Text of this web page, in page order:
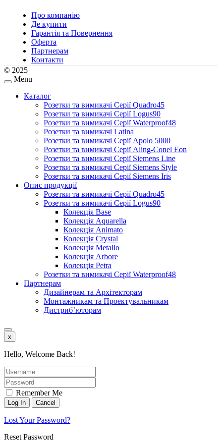
Про компанію
Де купити
Гарантія та Повернення
Оферта
Партнерам
Контакти
© 2025
Menu
Каталог
Розетки та вимикачі Серії Quadro45
Розетки та вимикачі Серії Logus90
Розетки та вимикачі Серії Waterproof48
Розетки та вимикачі Latina
Розетки та вимикачі Серії Apolo 5000
Розетки та вимикачі Серії Aling-Conel Eon
Розетки та вимикачі Серії Siemens Line
Розетки та вимикачі Серії Siemens Style
Розетки та вимикачі Серії Siemens Iris
Опис продукції
Розетки та вимикачі Серії Quadro45
Розетки та вимикачі Серії Logus90
Колекція Base
Колекція Aquarella
Колекція Animato
Колекція Crystal
Колекція Metallo
Колекція Arbore
Колекція Petra
Розетки та вимикачі Серії Waterproof48
Партнерам
Дизайнерам та Архітекторам
Монтажникам та Проектувальникам
Дистриб’юторам
x
Hello, Welcome Back!
Remember Me
Lost Your Password?
Reset Password